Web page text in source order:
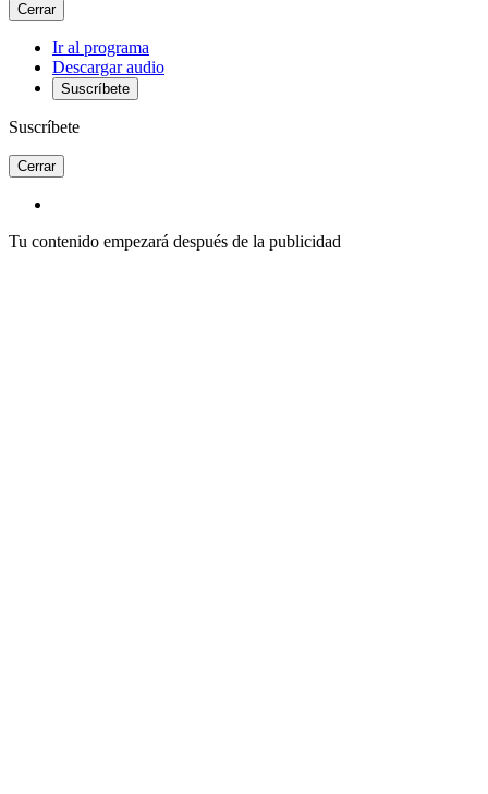
Cerrar
Ir al programa
Descargar audio
Suscríbete
Suscríbete
Cerrar
Tu contenido empezará después de la publicidad